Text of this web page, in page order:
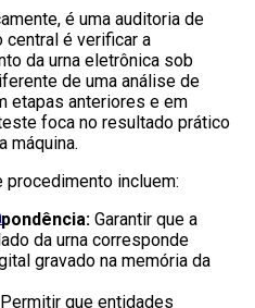
é uma auditoria de
central é verificar a
da urna eletrônica sob
de uma análise de
etapas anteriores e em
foca no resultado prático
máquina.
incluem:
Garantir que a
da urna corresponde
gravado na memória da
Permitir que entidades